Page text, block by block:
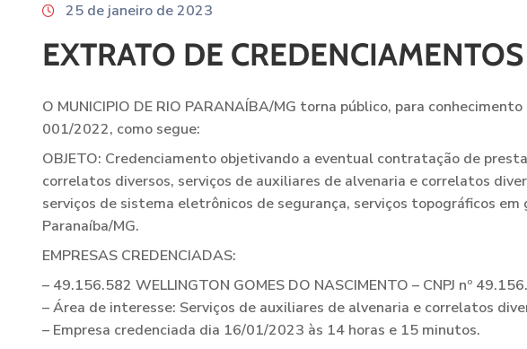
25 de janeiro de 2023
EXTRATO DE
O MUNICIPIO DE RIO PARANAÍBA/MG torna público, para
001/2022, como segue:
OBJETO: Credenciamento objetivando a eventual contratação de
correlatos diversos, serviços de auxiliares de alvenaria e correlatos
serviços de sistema eletrônicos de segurança, serviços topográficos
Paranaíba/MG.
EMPRESAS CREDENCIADAS:
– 49.156.582 WELLINGTON GOMES DO NASCIMENTO – CNPJ nº
– Área de interesse: Serviços de auxiliares de alvenaria e correlatos
– Empresa credenciada dia 16/01/2023 às 14 horas e 15 minutos.